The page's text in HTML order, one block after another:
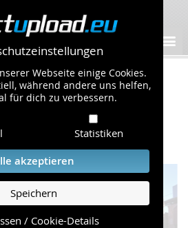
Webseite einige Cookies.
während andere uns helfen,
für dich zu verbessern.
Statistiken
akzeptieren
Speichern
/ Cookie-Details
von Der Michel